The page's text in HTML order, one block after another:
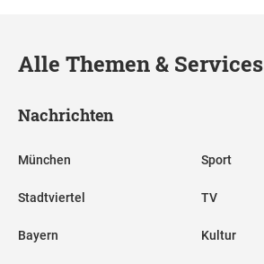
Alle Themen & Services
Nachrichten
München
Stadtviertel
Bayern
Sport
TV
Kultur